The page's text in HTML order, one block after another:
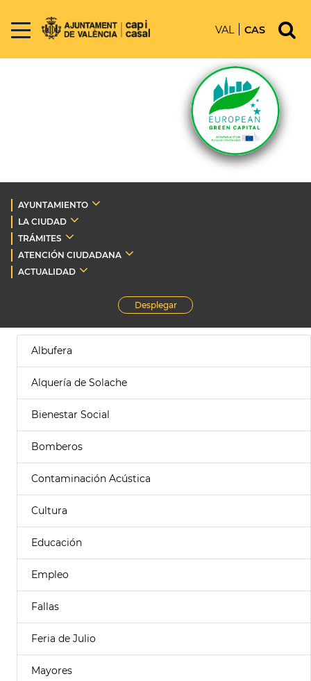
VAL CAS
AYUNTAMIENTO
LA CIUDAD
TRÁMITES
ATENCIÓN CIUDADANA
ACTUALIDAD
Desplegar
Albufera
Alquería de Solache
Bienestar Social
Bomberos
Contaminación Acústica
Cultura
Educación
Empleo
Fallas
Feria de Julio
Mayores